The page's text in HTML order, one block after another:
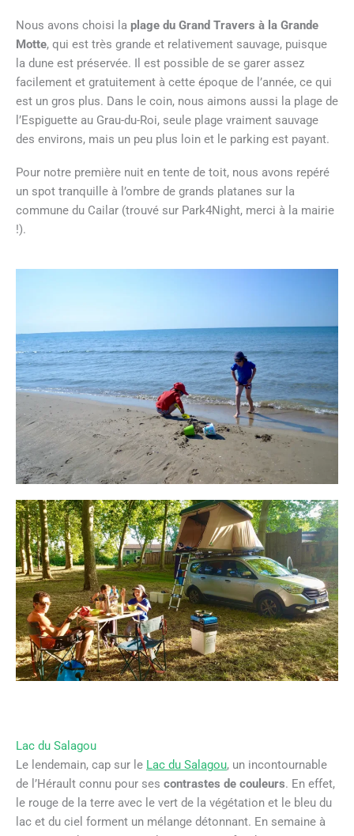
Nous avons choisi la plage du Grand Travers à la Grande
Motte, qui est très grande et relativement sauvage, puisque
la dune est préservée. Il est possible de se garer assez
facilement et gratuitement à cette époque de l’année, ce qui
est un gros plus. Dans le coin, nous aimons aussi la plage de
l’Espiguette au Grau-du-Roi, seule plage vraiment sauvage
des environs, mais un peu plus loin et le parking est payant.
Pour notre première nuit en tente de toit, nous avons repéré
un spot tranquille à l’ombre de grands platanes sur la
commune du Cailar (trouvé sur Park4Night, merci à la mairie
!).
Lac du Salagou
Le lendemain, cap sur le Lac du Salagou, un incontournable
de l’Hérault connu pour ses contrastes de couleurs. En effet,
le rouge de la terre avec le vert de la végétation et le bleu du
lac et du ciel forment un mélange détonnant. En semaine à